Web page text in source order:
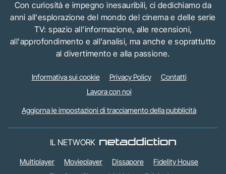
Con curiosità e impegno inesauribili, ci dedichiamo da
anni all'esplorazione del mondo del cinema e delle serie
TV: spazio all'informazione, alle recensioni,
all'approfondimento e all'analisi, ma anche e soprattutto
al divertimento e alla passione.
Informativa sui cookie Privacy Policy
Contatti
Lavora con noi
Aggiorna le impostazioni di tracciamento della pubblicità
IL NETWORK
Multiplayer Movieplayer Dissapore
Fidelity House